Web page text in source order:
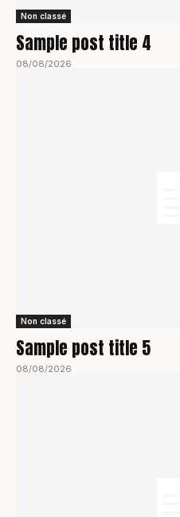
Non classé
Sample post title 4
08/08/2026
Non classé
Sample post title 5
08/08/2026